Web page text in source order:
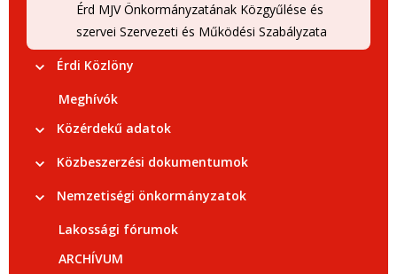
Érd MJV Önkormányzatának Közgyűlése és
szervei Szervezeti és Működési Szabályzata
Érdi Közlöny
Meghívók
Közérdekű adatok
Közbeszerzési dokumentumok
Nemzetiségi önkormányzatok
Lakossági fórumok
ARCHÍVUM